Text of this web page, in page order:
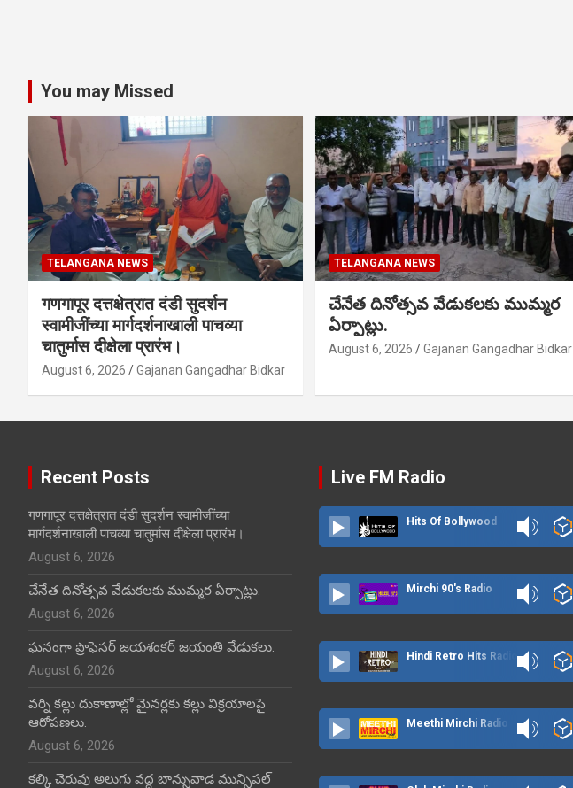
You may Missed
TELANGANA NEWS
गणगापूर दत्तक्षेत्रात दंडी सुदर्शन
स्वामीजींच्या मार्गदर्शनाखाली पाचव्या
चातुर्मास दीक्षेला प्रारंभ।
August 6, 2026 Gajanan Gangadhar Bidkar
TELANGANA NEWS
చేనేత దినోత్సవ వేడుకలకు ముమ్మర
ఏర్పాట్లు.
August 6, 2026 Gajanan Gangadhar Bidkar
Recent Posts
गणगापूर दत्तक्षेत्रात दंडी सुदर्शन स्वामीजींच्या
मार्गदर्शनाखाली पाचव्या चातुर्मास दीक्षेला प्रारंभ।
August 6, 2026
చేనేత దినోత్సవ వేడుకలకు ముమ్మర ఏర్పాట్లు.
August 6, 2026
ఘనంగా ప్రొఫెసర్ జయశంకర్ జయంతి వేడుకలు.
August 6, 2026
వర్ని కల్లు దుకాణాల్లో మైనర్లకు కల్లు విక్రయాలపై
ఆరోపణలు.
August 6, 2026
కల్కి చెరువు అలుగు వద్ద బాన్సువాడ మున్సిపల్
Live FM Radio
Hits Of Bollywood
Mirchi 90's Radio
Hindi Retro Hits Radio
Meethi Mirchi Radio